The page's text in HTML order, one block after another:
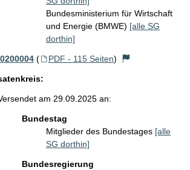
Bundesministerium für Wirtschaft
und Energie (BMWE) [alle SG
dorthin]
( PDF - 115 Seiten)
am 29.09.2025 an:
Bundestag
Mitglieder des Bundestages [alle
SG dorthin]
Bundesregierung